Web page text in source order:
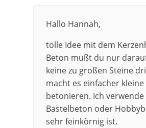
Hallo Hannah,
tolle Idee mit dem
Beton mußt du nur
keine zu großen Steine
macht es einfacher
betonieren. Ich
Bastelbeton oder
sehr feinkörnig ist.